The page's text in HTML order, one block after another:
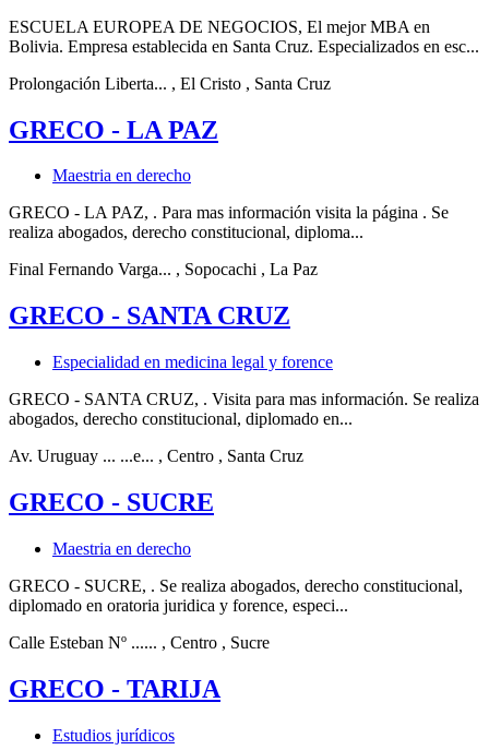
ESCUELA EUROPEA DE NEGOCIOS, El mejor MBA en
Bolivia. Empresa establecida en Santa Cruz. Especializados en esc...
Prolongación Liberta... , El Cristo , Santa Cruz
GRECO - LA PAZ
Maestria en derecho
GRECO - LA PAZ, . Para mas información visita la página . Se
realiza abogados, derecho constitucional, diploma...
Final Fernando Varga... , Sopocachi , La Paz
GRECO - SANTA CRUZ
Especialidad en medicina legal y forence
GRECO - SANTA CRUZ, . Visita para mas información. Se realiza
abogados, derecho constitucional, diplomado en...
Av. Uruguay ... ...e... , Centro , Santa Cruz
GRECO - SUCRE
Maestria en derecho
GRECO - SUCRE, . Se realiza abogados, derecho constitucional,
diplomado en oratoria juridica y forence, especi...
Calle Esteban Nº ...... , Centro , Sucre
GRECO - TARIJA
Estudios jurídicos